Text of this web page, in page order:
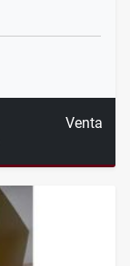
Venta